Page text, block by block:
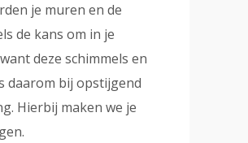
je muren en de
de kans om in je
deze schimmels en
daarom bij opstijgend
Hierbij maken we je